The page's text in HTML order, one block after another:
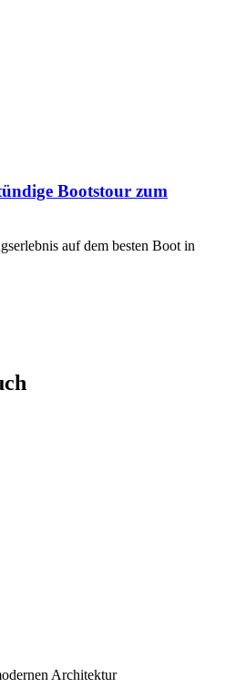
Bootstour zum
auf dem besten Boot in
Architektur